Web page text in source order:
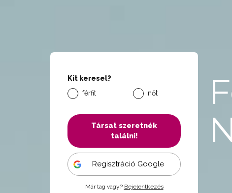
Kit keresel?
férfit
nőt
Társat szeretnék
találni!
Regisztráció Google
Már tag vagy? Bejelentkezés